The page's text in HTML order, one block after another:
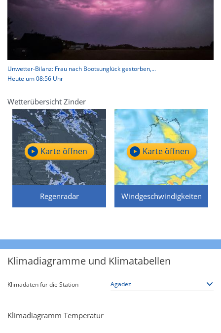
Unwetter-Bilanz: Frau nach Bootsunglück gestorben,...
Heute um 08:56 Uhr
Wetterübersicht Zinder
Regenradar
Karte öffnen
Windgeschwindigkeiten
Karte öffnen
Klimadiagramme und Klimatabellen
Klimadaten für die Station
Klimadiagramm Temperatur